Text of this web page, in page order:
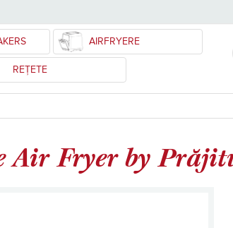
AIRFRYERE
REȚETE
Air Fryer by